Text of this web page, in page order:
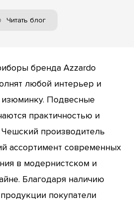
Читать блог
бренда Azzardo
любой интерьер и
изюминку. Подвесные
практичностью и
производитель
ассортимент современных
в модернистском и
Благодаря наличию
покупатели